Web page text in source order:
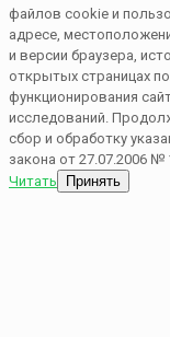
файлов cookie и
адресе,
и версии браузера,
открытых страницах
функционирования
исследований.
сбор и обработку
закона от 27.07.2006
Читать
Принять